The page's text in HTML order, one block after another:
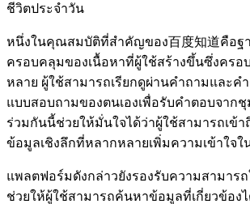
ชีวิตประจำวัน
หนึ่งในคุณสมบัติที่สำคัญของ百度知道คือฐ
ครอบคลุมของเนื้อหาที่ผู้ใช้สร้างขึ้นซึ่งคร
หลาย ผู้ใช้สามารถเรียกดูผ่านคำถามและค
แบบสอบถามของตนเองเพื่อรับคำตอบจาก
ร่วมกันนี้ช่วยให้มั่นใจได้ว่าผู้ใช้สามารถเข้า
ข้อมูลเชิงลึกที่หลากหลายเพิ่มความเข้าใจใ
แพลตฟอร์มดังกล่าวยังรองรับความสามาร
ช่วยให้ผู้ใช้สามารถค้นหาข้อมูลที่เกี่ยวข้องไ